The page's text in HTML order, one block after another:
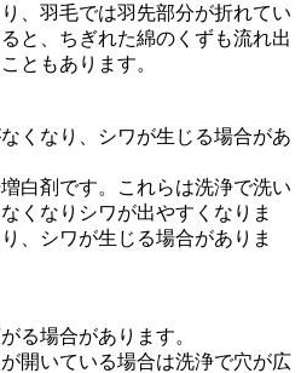
、羽毛では羽先部分が折れてい
と、ちぎれた綿のくずも流れ出
ともあります。
くなり、シワが生じる場合があ
白剤です。これらは洗浄で洗い
くなりシワが出やすくなりま
、シワが生じる場合がありま
る場合があります。
開いている場合は洗浄で穴が広